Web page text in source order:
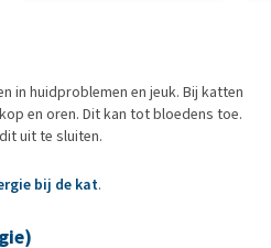
in huidproblemen en jeuk. Bij katten
en oren. Dit kan tot bloedens toe.
uit te sluiten.
bij de kat.